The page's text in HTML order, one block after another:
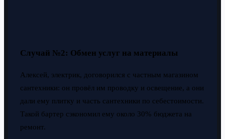
Случай №2: Обмен услуг на материалы
Алексей, электрик, договорился с частным магазином
сантехники: он провёл им проводку и освещение, а они
дали ему плитку и часть сантехники по себестоимости.
Такой бартер сэкономил ему около 30% бюджета на
ремонт.